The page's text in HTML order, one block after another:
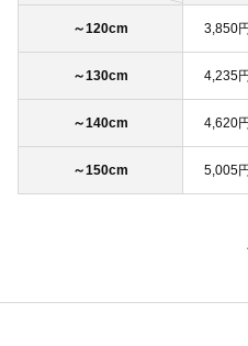
～120cm 3,850円
～130cm 4,235円
～140cm 4,620円
～150cm 5,005円